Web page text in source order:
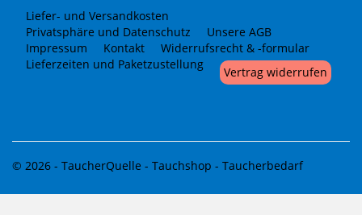
Liefer- und Versandkosten
Privatsphäre und Datenschutz
Unsere AGB
Impressum
Kontakt
Widerrufsrecht & -formular
Lieferzeiten und Paketzustellung
Vertrag widerrufen
© 2026 - TaucherQuelle - Tauchshop - Taucherbedarf